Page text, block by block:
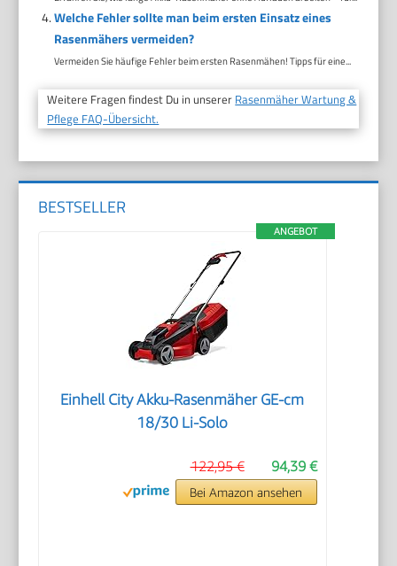
Welche Fehler sollte man beim ersten Einsatz eines
Rasenmähers vermeiden?
Vermeiden Sie häufige Fehler beim ersten Rasenmähen! Tipps für eine...
Weitere Fragen findest Du in unserer Rasenmäher Wartung &
Pflege FAQ-Übersicht.
BESTSELLER
ANGEBOT
Einhell City Akku-Rasenmäher GE-cm
18/30 Li-Solo
94,39 €
122,95 €
Bei Amazon ansehen